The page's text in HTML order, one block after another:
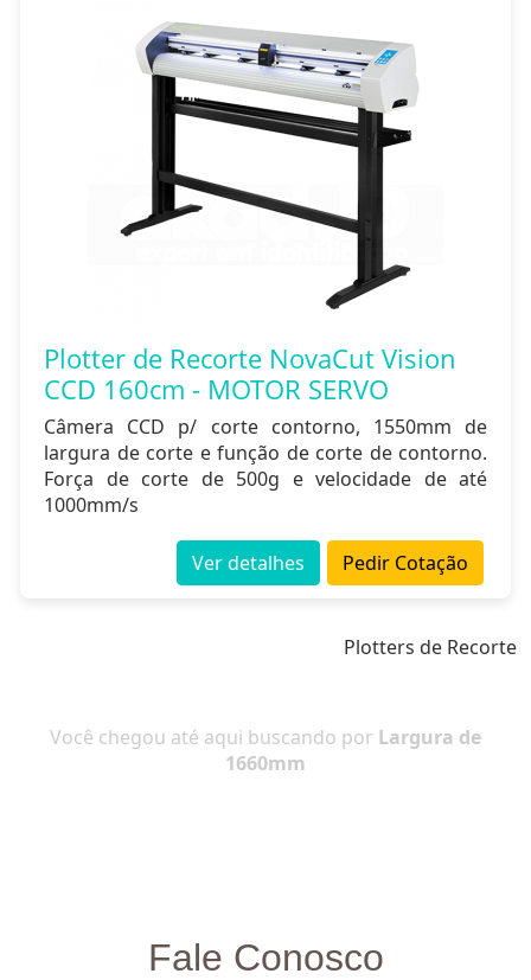
Plotter de Recorte NovaCut Vision
CCD 160cm - MOTOR SERVO
Câmera CCD p/ corte contorno, 1550mm de
largura de corte e função de corte de contorno.
Força de corte de 500g e velocidade de até
1000mm/s
Pedir Cotação
Ver detalhes
Plotters de Recorte
Você chegou até aqui buscando por Largura de
1660mm
Fale Conosco